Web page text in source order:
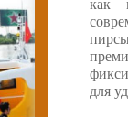
как
для